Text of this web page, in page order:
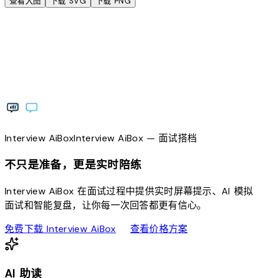
Interview AiBoxInterviewAiBox— 面试搭档
不只是准备，更是实时陪练
Interview AiBox 在面试过程中提供实时屏幕提示、AI 模拟
面试和智能复盘，让你每一次回答都更有信心。
免费下载 Interview AiBoxdownload查看价格方案sell
AI 助读